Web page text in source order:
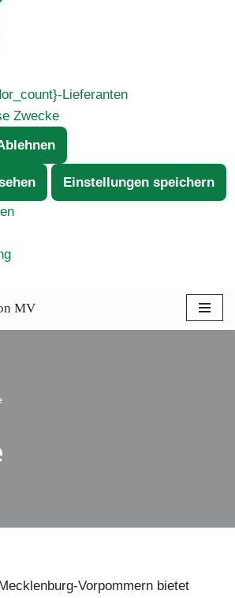
Lieferanten
Zwecke
Einstellungen speichern
Vorpommern bietet